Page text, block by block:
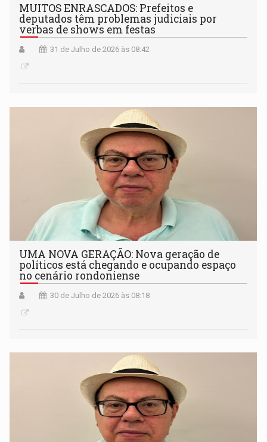
MUITOS ENRASCADOS: Prefeitos e
deputados têm problemas judiciais por
verbas de shows em festas
31 de Julho de 2026 às 08:42
UMA NOVA GERAÇÃO: Nova geração de
políticos está chegando e ocupando espaço
no cenário rondoniense
30 de Julho de 2026 às 08:18